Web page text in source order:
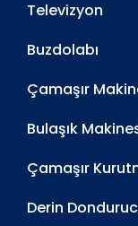
Televizyon
Buzdolabı
Çamaşır
Bulaşık
Çamaşır
Derin